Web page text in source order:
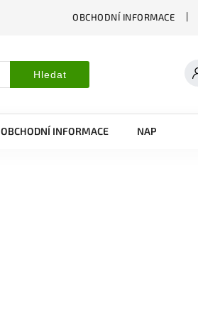
OBCHODNÍ INFORMACE
Hledat
OBCHODNÍ INFORMACE NAPIŠTE NÁM